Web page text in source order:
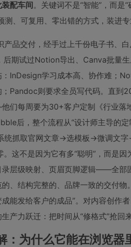
配车间。关键词不是“智能”，而是
测、可复用、零出错的方式，装进
产品交付，经手过上千份电子书、
后期试过Notion导出、Canva批量
InDesign学习成本高、协作难；
Pandoc则要求全员写代码。直到
们每周要为30+客户定制《行业落
后，整个流程从“设计师主导的
统抓取官网文章→选模板→微调文
。这不是因为它有多“聪明”，而是
录层级映射、页眉页脚逻辑——全部
、结构完整的、品牌一致的交付物
能发给客户的成品”。对内容创作
产力跃迁：把时间从“修格式”抢回
：为什么它能在浏览器